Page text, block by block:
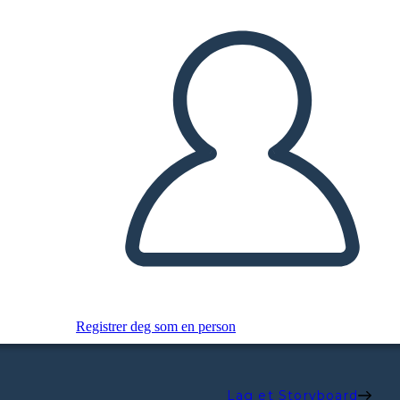
Registrer deg som en person
Lag et Storyboard